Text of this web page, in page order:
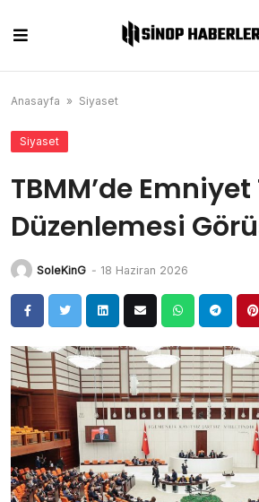
content
Anasayfa » Siyaset
Siyaset
TBMM’de
Düzenlemesi
SoleKinG - 18 Haziran 2026